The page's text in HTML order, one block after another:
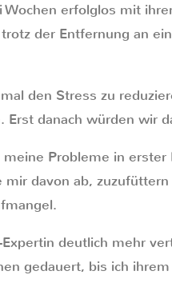
Wochen erfolglos mit
der Entfernung an
den Stress zu
Erst danach würden wir
Probleme in
davon ab,
deutlich mehr
gedauert, bis ich